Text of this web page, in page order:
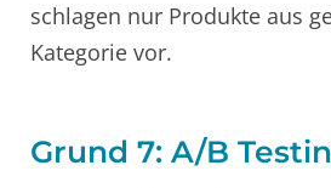
schlagen nur Produkte aus
Kategorie vor.
Grund 7: A/B